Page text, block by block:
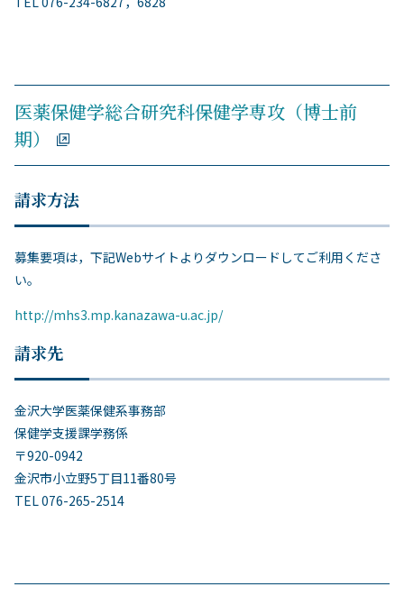
医薬保健学総合研究科保健学専攻（博士前
期）
請求方法
募集要項は，下記Webサイトよりダウンロードしてご利用くださ
い。
http://mhs3.mp.kanazawa-u.ac.jp/
請求先
金沢大学医薬保健系事務部
保健学支援課学務係
〒920-0942
金沢市小立野5丁目11番80号
TEL 076-265-2514